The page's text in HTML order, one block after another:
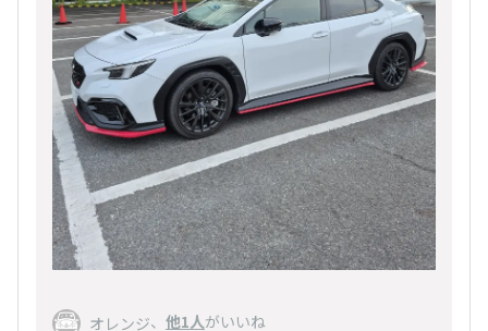
オレンジ、 他1人がいいね